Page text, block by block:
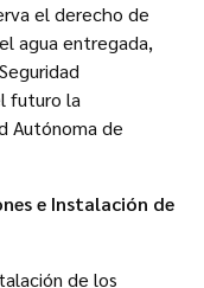
el derecho de
agua entregada,
futuro la
Autónoma de
e Instalación de
de los